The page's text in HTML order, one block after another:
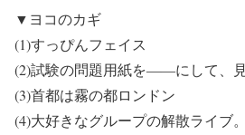
▼ヨコのカギ
(1)すっぴんフェイス
(2)試験の問題用紙を――にして、
(3)首都は霧の都ロンドン
(4)大好きなグループの解散ライ